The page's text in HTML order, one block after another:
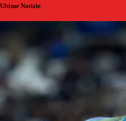
Ultime Notizie